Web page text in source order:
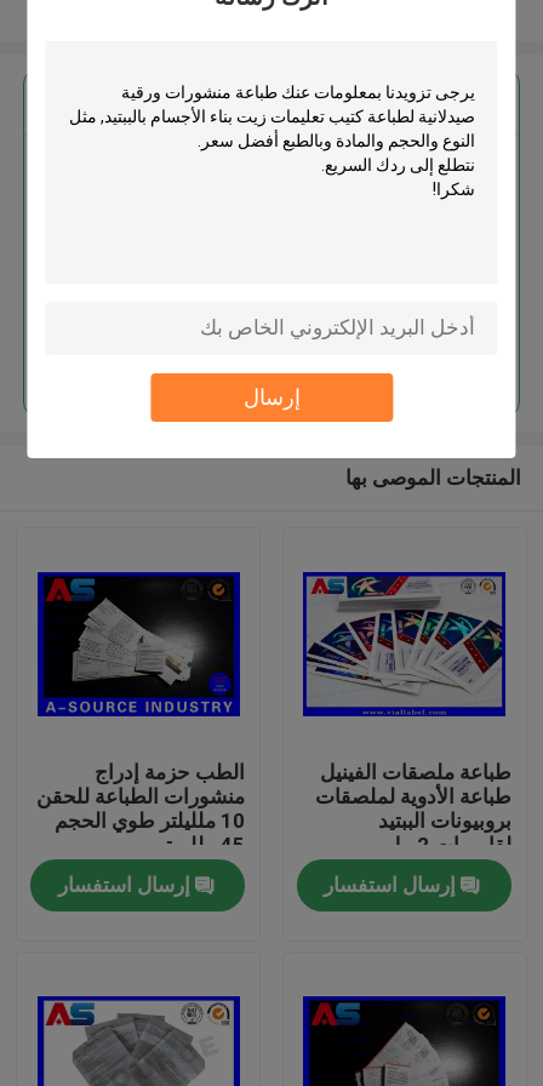
إرسال
منتجات
معلومات عنا
عرض المزيد
احصل على افضل سعر ل
طباعة منشورات ورقية صيدلانية
المنتجات الموصى بها
طباعة ملصقات الفينيل
طباعة الأدوية لملصقات
بروبيونات الببتيد
لقارورات 2 مل
إرسال استفسار
الطب حزمة إدراج
منشورات الطباعة للحقن
10 ملليلتر طوي الحجم
45 ملليمتر
إرسال استفسار